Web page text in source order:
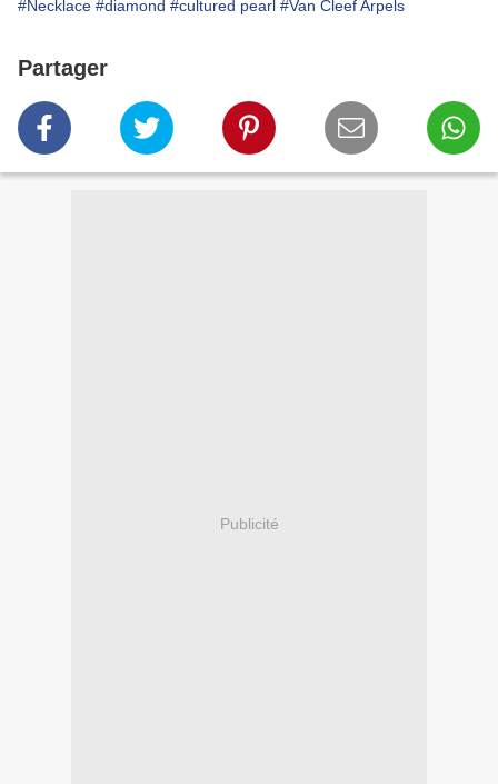
#Necklace #diamond #cultured pearl #Van Cleef Arpels
Partager
Publicité